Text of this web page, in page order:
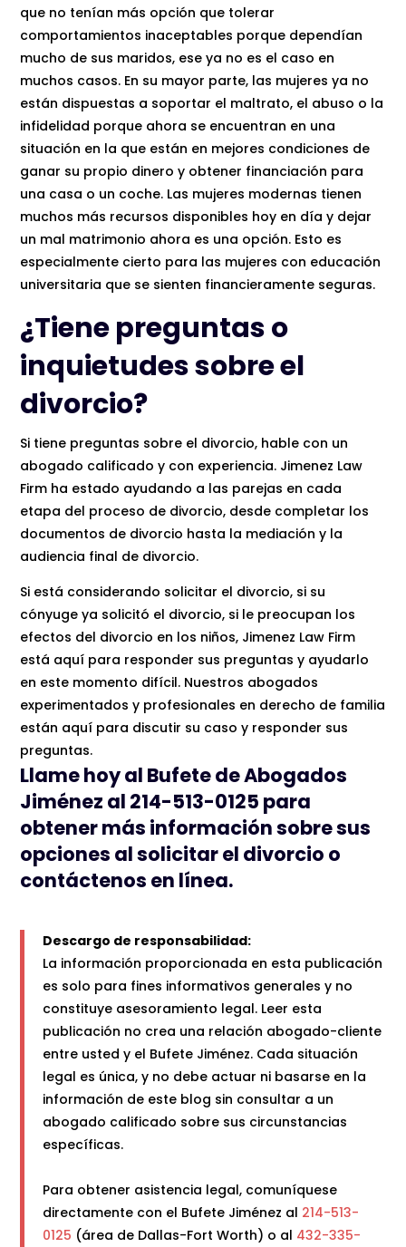
que no tenían más opción que tolerar
comportamientos inaceptables porque dependían
mucho de sus maridos, ese ya no es el caso en
muchos casos. En su mayor parte, las mujeres ya no
están dispuestas a soportar el maltrato, el abuso o la
infidelidad porque ahora se encuentran en una
situación en la que están en mejores condiciones de
ganar su propio dinero y obtener financiación para
una casa o un coche. Las mujeres modernas tienen
muchos más recursos disponibles hoy en día y dejar
un mal matrimonio ahora es una opción. Esto es
especialmente cierto para las mujeres con educación
universitaria que se sienten financieramente seguras.
¿Tiene preguntas o
inquietudes sobre el
divorcio?
Si tiene preguntas sobre el divorcio, hable con un
abogado calificado y con experiencia. Jimenez Law
Firm ha estado ayudando a las parejas en cada
etapa del proceso de divorcio, desde completar los
documentos de divorcio hasta la mediación y la
audiencia final de divorcio.
Si está considerando solicitar el divorcio, si su
cónyuge ya solicitó el divorcio, si le preocupan los
efectos del divorcio en los niños, Jimenez Law Firm
está aquí para responder sus preguntas y ayudarlo
en este momento difícil. Nuestros abogados
experimentados y profesionales en derecho de familia
están aquí para discutir su caso y responder sus
preguntas.
Llame hoy al Bufete de Abogados
Jiménez al 214-513-0125 para
obtener más información sobre sus
opciones al solicitar el divorcio o
contáctenos en línea.
Descargo de responsabilidad:
La información proporcionada en esta publicación
es solo para fines informativos generales y no
constituye asesoramiento legal. Leer esta
publicación no crea una relación abogado-cliente
entre usted y el Bufete Jiménez. Cada situación
legal es única, y no debe actuar ni basarse en la
información de este blog sin consultar a un
abogado calificado sobre sus circunstancias
específicas.
Para obtener asistencia legal, comuníquese
directamente con el Bufete Jiménez al 214-513-
0125 (área de Dallas-Fort Worth) o al 432-335-